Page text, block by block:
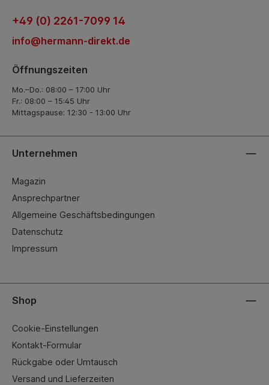
+49 (0) 2261-7099 14
info@hermann-direkt.de
Öffnungszeiten
Mo.–Do.: 08:00 – 17:00 Uhr
Fr.: 08:00 – 15:45 Uhr
Mittagspause: 12:30 - 13:00 Uhr
Unternehmen
Magazin
Ansprechpartner
Allgemeine Geschäftsbedingungen
Datenschutz
Impressum
Shop
Cookie-Einstellungen
Kontakt-Formular
Rückgabe oder Umtausch
Versand und Lieferzeiten